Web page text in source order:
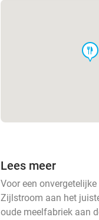
food
Lees meer
Voor een
Zijlstroom aan het
oude meelfabriek aan